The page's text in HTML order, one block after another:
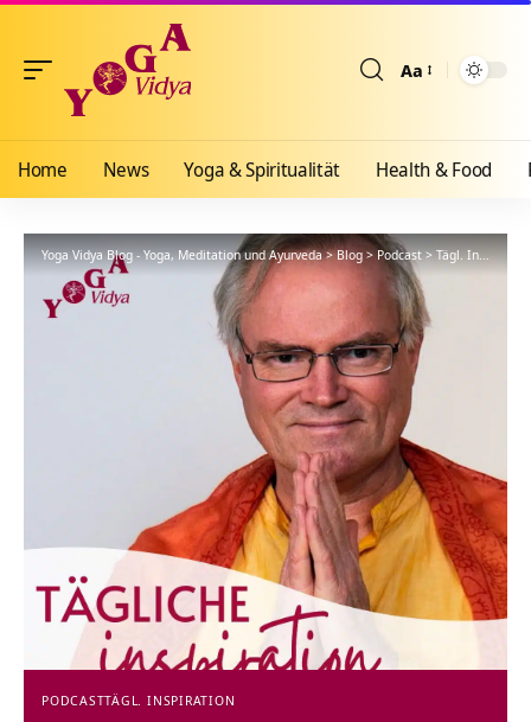
Aa
Home News Yoga & Spiritualität Health & Food
Yoga Vidya Blog - Yoga, Meditation und Ayurveda>Blog>Podcast>Tägl. Inspiration
PODCASTTÄGL. INSPIRATION